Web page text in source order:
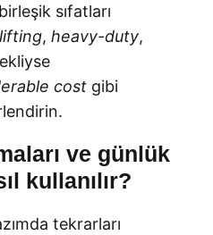
sıfatları
, heavy-duty,
cost gibi
ve günlük
kullanılır?
tekrarları